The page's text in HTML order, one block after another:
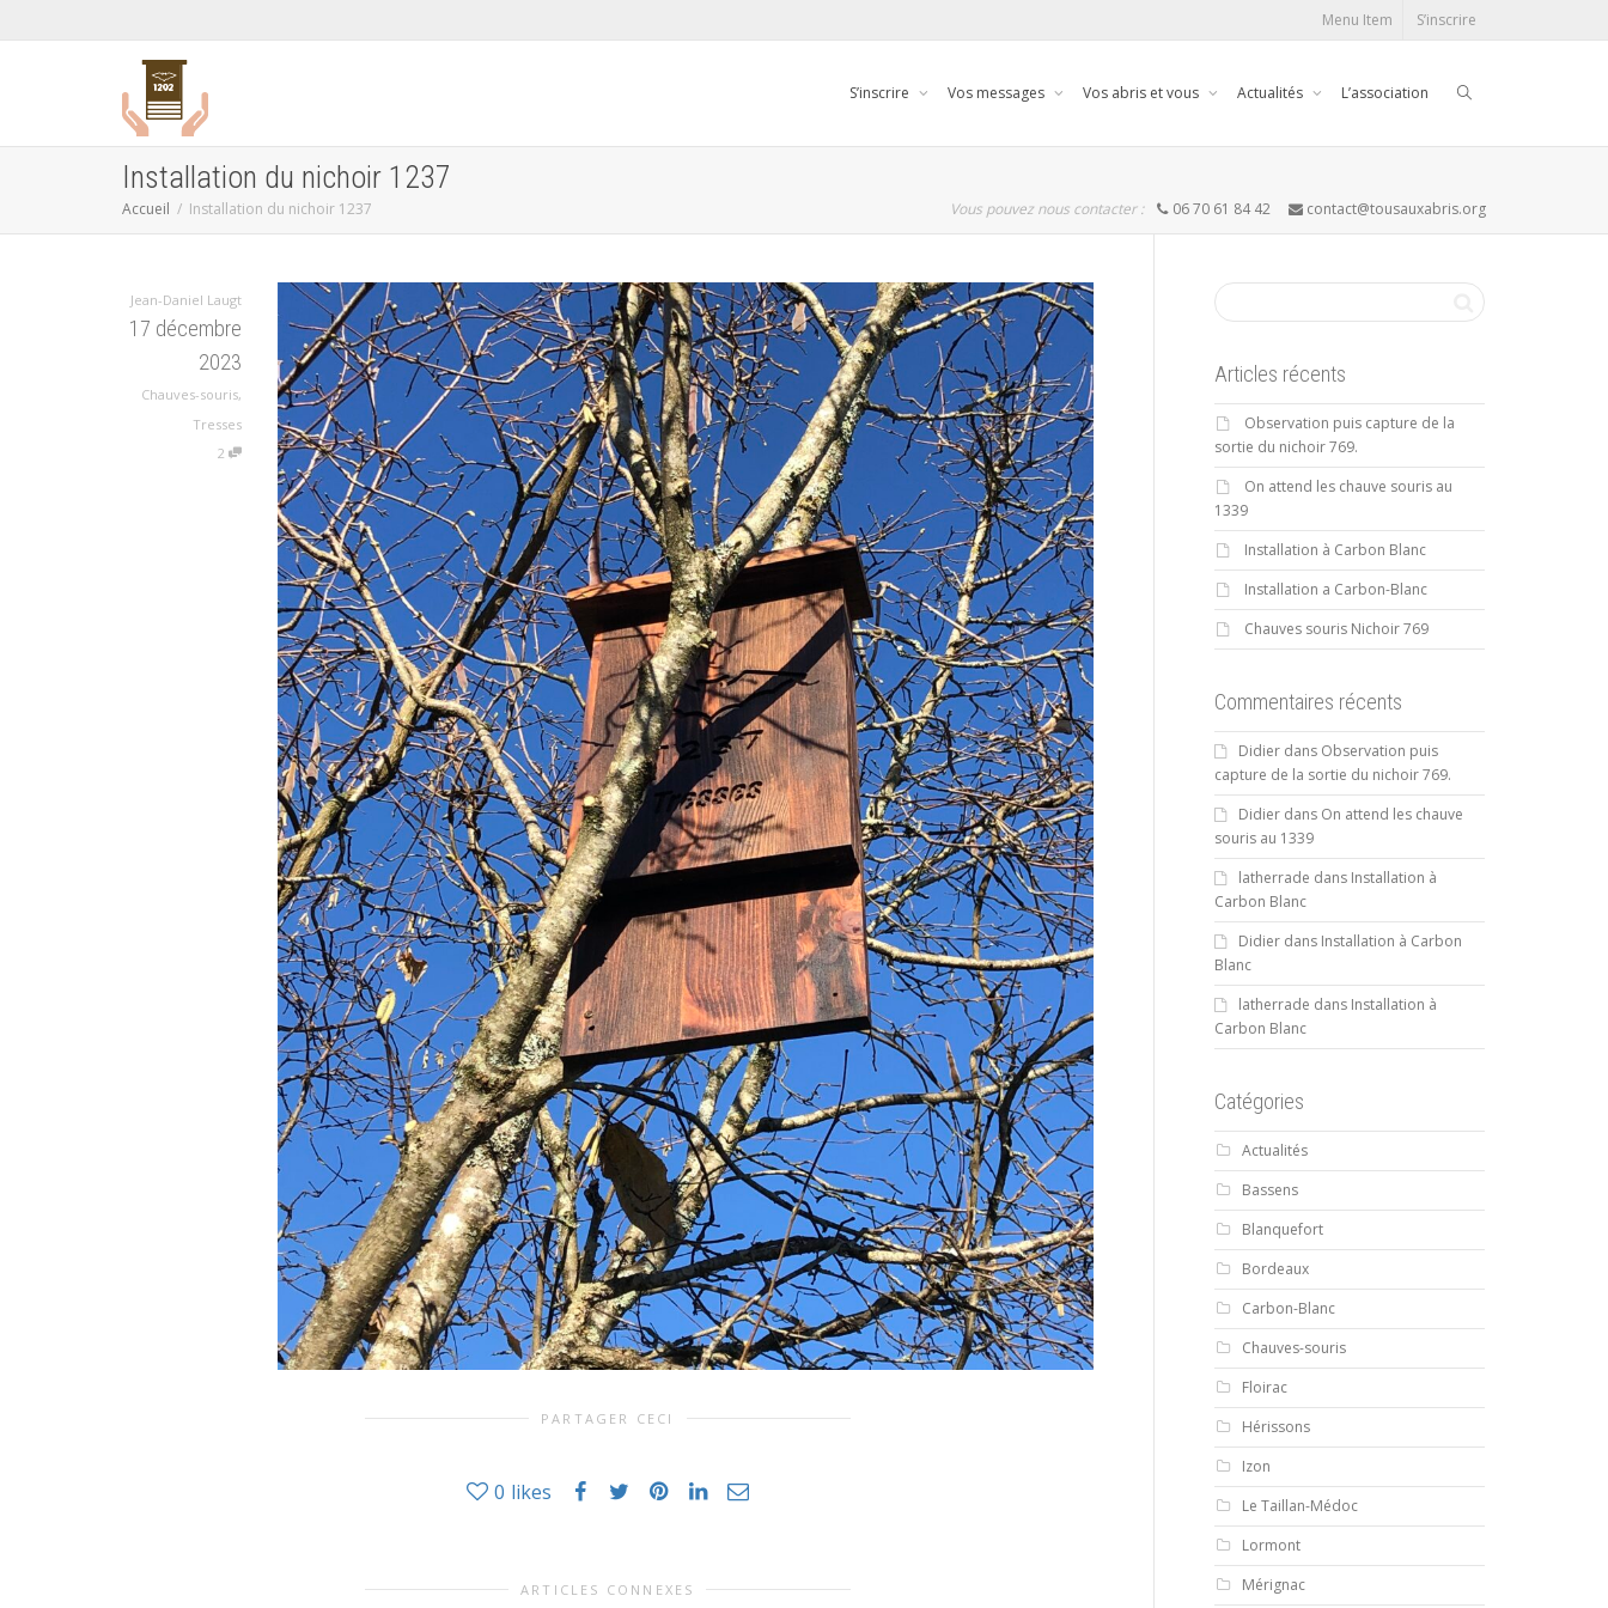
Menu Item S’inscrire
S’inscrire Vos messages Vos abris et vous Actualités L’association
Installation du nichoir 1237
Accueil Installation du nichoir 1237 Vous pouvez nous contacter : 06 70 61 84 42 contact@tousauxabris.org
Jean-Daniel Laugt
17 décembre
2023
Chauves-souris,
Tresses
2
PARTAGER CECI
0 likes
ARTICLES CONNEXES
Articles récents
Observation puis capture de la
sortie du nichoir 769.
On attend les chauve souris au
1339
Installation à Carbon Blanc
Installation a Carbon-Blanc
Chauves souris Nichoir 769
Commentaires récents
Didierdans Observation puis
capture de la sortie du nichoir 769.
Didierdans On attend les chauve
souris au 1339
latherrade dans Installation à
Carbon Blanc
Didierdans Installation à Carbon
Blanc
latherrade dans Installation à
Carbon Blanc
Catégories
Actualités
Bassens
Blanquefort
Bordeaux
Carbon-Blanc
Chauves-souris
Floirac
Hérissons
Izon
Le Taillan-Médoc
Lormont
Mérignac